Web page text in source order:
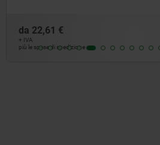
da 22,61 €
+ IVA
più le spese di spedizione